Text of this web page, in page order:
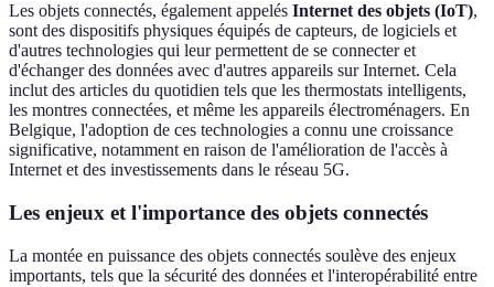
Les objets connectés, également appelés Internet des objets (IoT),
sont des dispositifs physiques équipés de capteurs, de logiciels et
d'autres technologies qui leur permettent de se connecter et
d'échanger des données avec d'autres appareils sur Internet. Cela
inclut des articles du quotidien tels que les thermostats intelligents,
les montres connectées, et même les appareils électroménagers. En
Belgique, l'adoption de ces technologies a connu une croissance
significative, notamment en raison de l'amélioration de l'accès à
Internet et des investissements dans le réseau 5G.
Les enjeux et l'importance des objets connectés
La montée en puissance des objets connectés soulève des enjeux
importants, tels que la sécurité des données et l'interopérabilité entre